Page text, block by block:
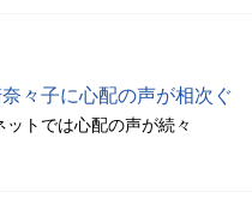
々子に心配の声が相次ぐ
トでは心配の声が続々